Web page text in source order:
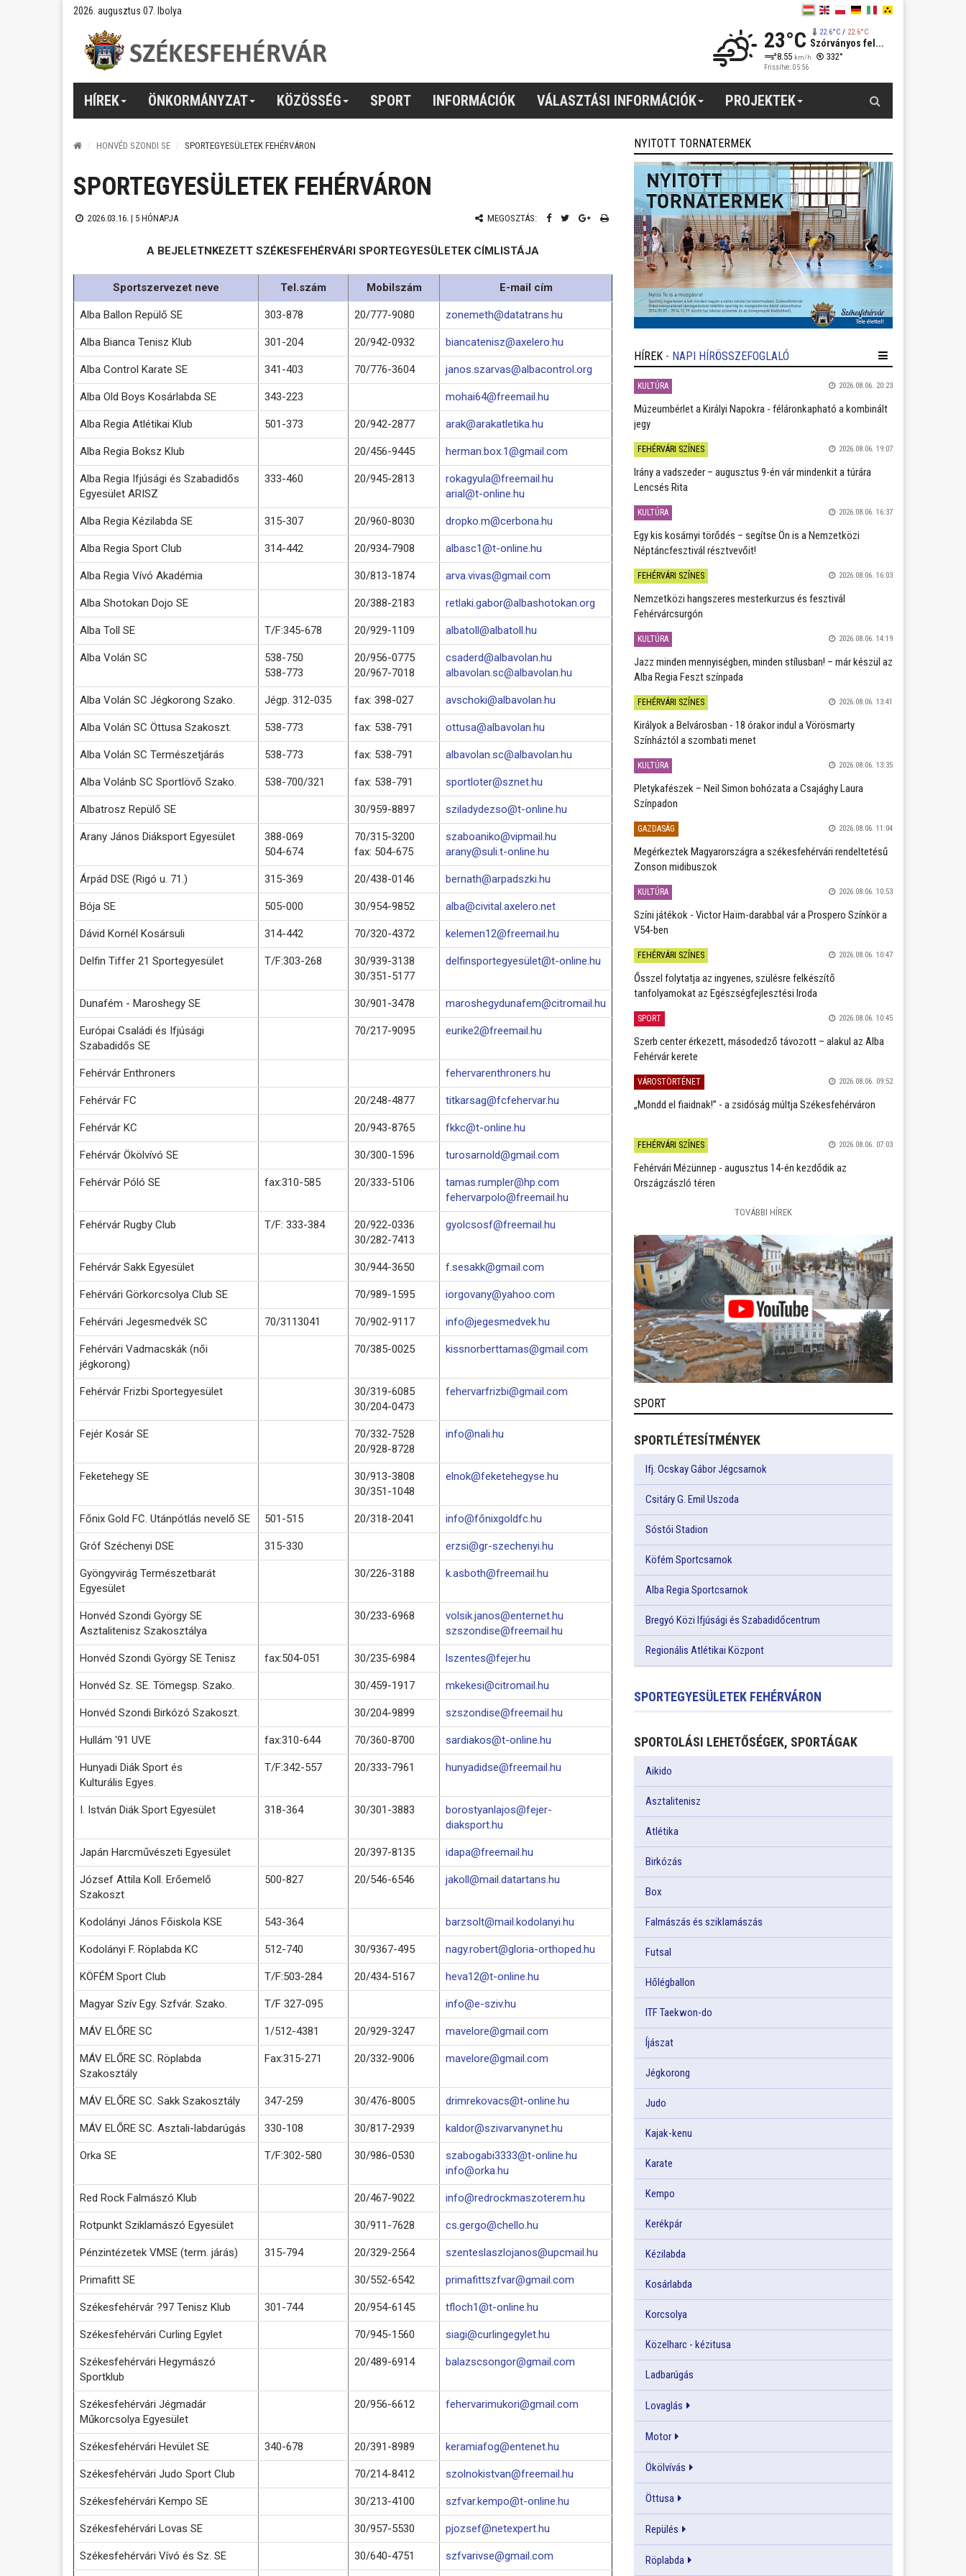
2026. augusztus 07. Ibolya
23°C 22.6°C/ 22.6°C
Szórványos fel...
8.55 km/h 332°
Frissítve: 05:56
HÍREK ÖNKORMÁNYZAT KÖZÖSSÉG SPORT INFORMÁCIÓK VÁLASZTÁSI INFORMÁCIÓK PROJEKTEK
HONVÉD SZONDI SE SPORTEGYESÜLETEK FEHÉRVÁRON
SPORTEGYESÜLETEK FEHÉRVÁRON
2026.03.16. | 5 HÓNAPJA MEGOSZTÁS:
A BEJELETNKEZETT SZÉKESFEHÉRVÁRI SPORTEGYESÜLETEK CÍMLISTÁJA
Sportszervezet neve Tel.szám Mobilszám E-mail cím
Alba Ballon Repülő SE 303-878 20/777-9080 zonemeth@datatrans.hu
Alba Bianca Tenisz Klub 301-204 20/942-0932 biancatenisz@axelero.hu
Alba Control Karate SE 341-403 70/776-3604 janos.szarvas@albacontrol.org
Alba Old Boys Kosárlabda SE 343-223 mohai64@freemail.hu
Alba Regia Atlétikai Klub 501-373 20/942-2877 arak@arakatletika.hu
Alba Regia Boksz Klub 20/456-9445 herman.box.1@gmail.com
Alba Regia Ifjúsági és Szabadidős
Egyesület ARISZ
333-460 20/945-2813
rokagyula@freemail.hu
arial@t-online.hu
Alba Regia Kézilabda SE 315-307 20/960-8030 dropko.m@cerbona.hu
Alba Regia Sport Club 314-442 20/934-7908 albasc1@t-online.hu
Alba Regia Vívó Akadémia 30/813-1874 arva.vivas@gmail.com
Alba Shotokan Dojo SE 20/388-2183 retlaki.gabor@albashotokan.org
Alba Toll SE T/F:345-678 20/929-1109 albatoll@albatoll.hu
Alba Volán SC
538-750
538-773
20/956-0775
20/967-7018
csaderd@albavolan.hu
albavolan.sc@albavolan.hu
Alba Volán SC Jégkorong Szako. Jégp. 312-035 fax: 398-027 avschoki@albavolan.hu
Alba Volán SC Öttusa Szakoszt. 538-773 fax: 538-791 ottusa@albavolan.hu
Alba Volán SC Természetjárás 538-773 fax: 538-791 albavolan.sc@albavolan.hu
Alba Volánb SC Sportlövő Szako. 538-700/321 fax: 538-791 sportloter@sznet.hu
Albatrosz Repülő SE 30/959-8897 sziladydezso@t-online.hu
Arany János Diáksport Egyesület
388-069
504-674
70/315-3200
fax: 504-675
szaboaniko@vipmail.hu
arany@suli.t-online.hu
Árpád DSE (Rigó u. 71.) 315-369 20/438-0146 bernath@arpadszki.hu
Bója SE 505-000 30/954-9852 alba@civital.axelero.net
Dávid Kornél Kosársuli 314-442 70/320-4372 kelemen12@freemail.hu
Delfin Tiffer 21 Sportegyesület T/F:303-268
30/939-3138
30/351-5177
delfinsportegyesület@t-online.hu
Dunafém - Maroshegy SE 30/901-3478 maroshegydunafem@citromail.hu
Európai Családi és Ifjúsági
Szabadidős SE
70/217-9095 eurike2@freemail.hu
Fehérvár Enthroners fehervarenthroners.hu
Fehérvár FC 20/248-4877 titkarsag@fcfehervar.hu
Fehérvár KC 20/943-8765 fkkc@t-online.hu
Fehérvár Ökölvívó SE 30/300-1596 turosarnold@gmail.com
Fehérvár Póló SE fax:310-585 20/333-5106
tamas.rumpler@hp.com
fehervarpolo@freemail.hu
Fehérvár Rugby Club T/F: 333-384
20/922-0336
30/282-7413
gyolcsosf@freemail.hu
Fehérvár Sakk Egyesület 30/944-3650 f.sesakk@gmail.com
Fehérvári Görkorcsolya Club SE 70/989-1595 iorgovany@yahoo.com
Fehérvári Jegesmedvék SC 70/3113041 70/902-9117 info@jegesmedvek.hu
Fehérvári Vadmacskák (női
jégkorong)
70/385-0025 kissnorberttamas@gmail.com
Fehérvár Frizbi Sportegyesület
30/319-6085
30/204-0473
fehervarfrizbi@gmail.com
Fejér Kosár SE
70/332-7528
20/928-8728
info@nali.hu
Feketehegy SE
30/913-3808
30/351-1048
elnok@feketehegyse.hu
Főnix Gold FC. Utánpótlás nevelő SE 501-515 20/318-2041 info@főnixgoldfc.hu
Gróf Széchenyi DSE 315-330 erzsi@gr-szechenyi.hu
Gyöngyvirág Természetbarát
Egyesület
30/226-3188 k.asboth@freemail.hu
Honvéd Szondi György SE
Asztalitenisz Szakosztálya
30/233-6968
volsik.janos@enternet.hu
szszondise@freemail.hu
Honvéd Szondi György SE Tenisz fax:504-051 30/235-6984 lszentes@fejer.hu
Honvéd Sz. SE. Tömegsp. Szako. 30/459-1917 mkekesi@citromail.hu
Honvéd Szondi Birkózó Szakoszt. 30/204-9899 szszondise@freemail.hu
Hullám '91 UVE fax:310-644 70/360-8700 sardiakos@t-online.hu
Hunyadi Diák Sport és
Kulturális Egyes.
T/F:342-557 20/333-7961 hunyadidse@freemail.hu
I. István Diák Sport Egyesület 318-364 30/301-3883
borostyanlajos@fejer-
diaksport.hu
Japán Harcművészeti Egyesület 20/397-8135 idapa@freemail.hu
József Attila Koll. Erőemelő
Szakoszt
500-827 20/546-6546 jakoll@mail.datartans.hu
Kodolányi János Főiskola KSE 543-364 barzsolt@mail.kodolanyi.hu
Kodolányi F. Röplabda KC 512-740 30/9367-495 nagy.robert@gloria-orthoped.hu
KÖFÉM Sport Club T/F:503-284 20/434-5167 heva12@t-online.hu
Magyar Szív Egy. Szfvár. Szako. T/F 327-095 info@e-sziv.hu
MÁV ELŐRE SC 1/512-4381 20/929-3247 mavelore@gmail.com
MÁV ELŐRE SC. Röplabda
Szakosztály
Fax:315-271 20/332-9006 mavelore@gmail.com
MÁV ELŐRE SC. Sakk Szakosztály 347-259 30/476-8005 drimrekovacs@t-online.hu
MÁV ELŐRE SC. Asztali-labdarúgás 330-108 30/817-2939 kaldor@szivarvanynet.hu
Orka SE T/F:302-580 30/986-0530
szabogabi3333@t-online.hu
info@orka.hu
Red Rock Falmászó Klub 20/467-9022 info@redrockmaszoterem.hu
Rotpunkt Sziklamászó Egyesület 30/911-7628 cs.gergo@chello.hu
Pénzintézetek VMSE (term. járás) 315-794 20/329-2564 szenteslaszlojanos@upcmail.hu
Primafitt SE 30/552-6542 primafittszfvar@gmail.com
Székesfehérvár ?97 Tenisz Klub 301-744 20/954-6145 tfloch1@t-online.hu
Székesfehérvári Curling Egylet 70/945-1560 siagi@curlingegylet.hu
Székesfehérvári Hegymászó
Sportklub
20/489-6914 balazscsongor@gmail.com
Székesfehérvári Jégmadár
Műkorcsolya Egyesület
20/956-6612 fehervarimukori@gmail.com
Székesfehérvári Hevület SE 340-678 20/391-8989 keramiafog@entenet.hu
Székesfehérvári Judo Sport Club 70/214-8412 szolnokistvan@freemail.hu
Székesfehérvári Kempo SE 30/213-4100 szfvar.kempo@t-online.hu
Székesfehérvári Lovas SE 30/957-5530 pjozsef@netexpert.hu
Székesfehérvári Vívó és Sz. SE 30/640-4751 szfvarivse@gmail.com
NYITOTT TORNATERMEK
HÍREK - NAPI HÍRÖSSZEFOGLALÓ
KULTÚRA 2026.08.06. 20:23
Múzeumbérlet a Királyi Napokra - féláronkapható a kombinált
jegy
FEHÉRVÁRI SZÍNES 2026.08.06. 19:07
Irány a vadszeder – augusztus 9-én vár mindenkit a túrára
Lencsés Rita
KULTÚRA 2026.08.06. 16:37
Egy kis kosárnyi törődés – segítse Ön is a Nemzetközi
Néptáncfesztivál résztvevőit!
FEHÉRVÁRI SZÍNES 2026.08.06. 16:03
Nemzetközi hangszeres mesterkurzus és fesztivál
Fehérvárcsurgón
KULTÚRA 2026.08.06. 14:19
Jazz minden mennyiségben, minden stílusban! – már készül az
Alba Regia Feszt színpada
FEHÉRVÁRI SZÍNES 2026.08.06. 13:41
Királyok a Belvárosban - 18 órakor indul a Vörösmarty
Színháztól a szombati menet
KULTÚRA 2026.08.06. 13:35
Pletykafészek – Neil Simon bohózata a Csajághy Laura
Színpadon
GAZDASÁG 2026.08.06. 11:04
Megérkeztek Magyarországra a székesfehérvári rendeltetésű
Zonson midibuszok
KULTÚRA 2026.08.06. 10:53
Színi játékok - Victor Haïm-darabbal vár a Prospero Színkör a
V54-ben
FEHÉRVÁRI SZÍNES 2026.08.06. 10:47
Ősszel folytatja az ingyenes, szülésre felkészítő
tanfolyamokat az Egészségfejlesztési Iroda
SPORT 2026.08.06. 10:45
Szerb center érkezett, másodedző távozott – alakul az Alba
Fehérvár kerete
VÁROSTÖRTÉNET 2026.08.06. 09:52
„Mondd el fiaidnak!” - a zsidóság múltja Székesfehérváron
FEHÉRVÁRI SZÍNES 2026.08.06. 07:03
Fehérvári Mézünnep - augusztus 14-én kezdődik az
Országzászló téren
TOVÁBBI HÍREK
SPORT
SPORTLÉTESÍTMÉNYEK
Ifj. Ocskay Gábor Jégcsarnok
Csitáry G. Emil Uszoda
Sóstói Stadion
Köfém Sportcsarnok
Alba Regia Sportcsarnok
Bregyó Közi Ifjúsági és Szabadidőcentrum
Regionális Atlétikai Központ
SPORTEGYESÜLETEK FEHÉRVÁRON
SPORTOLÁSI LEHETŐSÉGEK, SPORTÁGAK
Aikido
Asztalitenisz
Atlétika
Birkózás
Box
Falmászás és sziklamászás
Futsal
Hőlégballon
ITF Taekwon-do
Íjászat
Jégkorong
Judo
Kajak-kenu
Karate
Kempo
Kerékpár
Kézilabda
Kosárlabda
Korcsolya
Közelharc - kézitusa
Ladbarúgás
Lovaglás
Motor
Ökölvívás
Öttusa
Repülés
Röplabda